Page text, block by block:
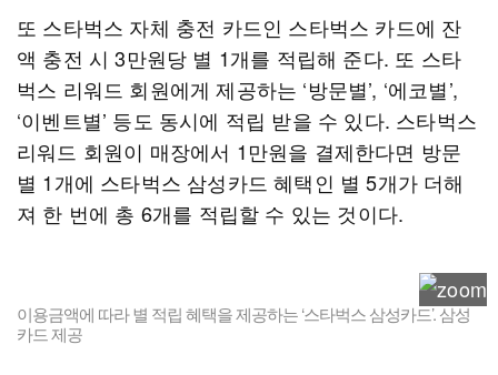
또 스타벅스 자체 충전 카드인 스타벅스 카드에 잔
액 충전 시 3만원당 별 1개를 적립해 준다. 또 스타
벅스 리워드 회원에게 제공하는 ‘방문별’, ‘에코별’,
‘이벤트별’ 등도 동시에 적립 받을 수 있다. 스타벅스
리워드 회원이 매장에서 1만원을 결제한다면 방문
별 1개에 스타벅스 삼성카드 혜택인 별 5개가 더해
져 한 번에 총 6개를 적립할 수 있는 것이다.
이용금액에 따라 별 적립 혜택을 제공하는 ‘스타벅스 삼성카드’. 삼성
카드 제공